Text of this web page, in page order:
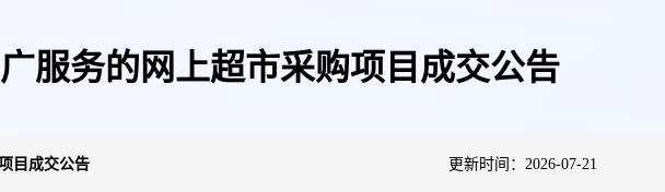
服务的网上超市采购项目成交公告
目成交公告 更新时间：2026-07-21